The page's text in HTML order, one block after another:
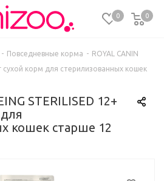
0 0
- Повседневные корма - ROYAL CANIN
г сухой корм для стерилизованных кошек
STERILISED 12+
кошек старше 12